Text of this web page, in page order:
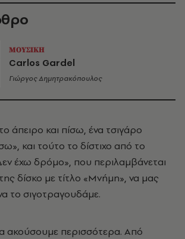
ΜΟΥΣΙΚΗ
Carlos Gardel
Γιώργος Δημητρακόπουλος
άπειρο και πίσω, ένα τσιγάρο
και τούτο το δίστιχο από το
έχω δρόμο», που περιλαμβάνεται
δίσκο με τίτλο «Μνήμη», να μας
το σιγοτραγουδάμε.
ακούσουμε περισσότερα. Από